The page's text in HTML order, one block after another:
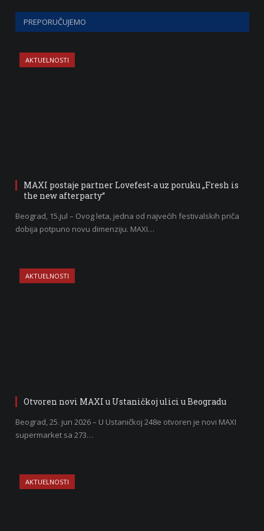
PREPORUČUJEMO
AKTUELNOSTI
MAXI postaje partner Lovefest-a uz poruku „Fresh is
the new afterparty“
Beograd, 15.jul – Ovog leta, jedna od najvećih festivalskih priča
dobija potpuno novu dimenziju. MAXI…
AKTUELNOSTI
Otvoren novi MAXI u Ustaničkoj ulici u Beogradu
Beograd, 25. jun 2026 – U Ustaničkoj 248e otvoren je novi MAXI
supermarket sa 273…
AKTUELNOSTI